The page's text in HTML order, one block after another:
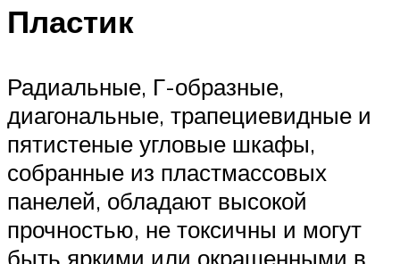
Пластик
Радиальные, Г-образные,
диагональные, трапециевидные и
пятистеные угловые шкафы,
собранные из пластмассовых
панелей, обладают высокой
прочностью, не токсичны и могут
быть яркими или окрашенными в